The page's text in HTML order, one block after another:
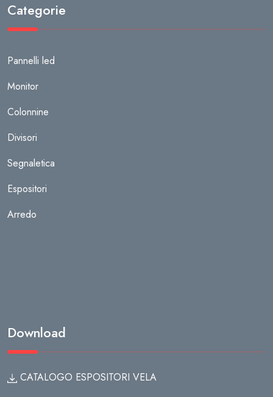
Categorie
Pannelli led
Monitor
Colonnine
Divisori
Segnaletica
Espositori
Arredo
Download
CATALOGO ESPOSITORI VELA